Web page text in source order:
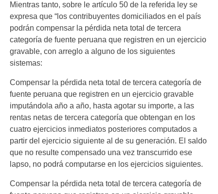
Mientras tanto, sobre le artículo 50 de la referida ley se
expresa que “los contribuyentes domiciliados en el país
podrán compensar la pérdida neta total de tercera
categoría de fuente peruana que registren en un ejercicio
gravable, con arreglo a alguno de los siguientes
sistemas:
Compensar la pérdida neta total de tercera categoría de
fuente peruana que registren en un ejercicio gravable
imputándola año a año, hasta agotar su importe, a las
rentas netas de tercera categoría que obtengan en los
cuatro ejercicios inmediatos posteriores computados a
partir del ejercicio siguiente al de su generación. El saldo
que no resulte compensado una vez transcurrido ese
lapso, no podrá computarse en los ejercicios siguientes.
Compensar la pérdida neta total de tercera categoría de